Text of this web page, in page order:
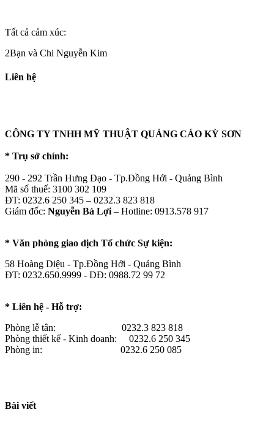
Tất cả cảm xúc:
2Bạn và Chi Nguyễn Kim
Liên hệ
CÔNG TY TNHH MỸ THUẬT QUẢNG CÁO KỲ SƠN
* Trụ sở chính:
290 - 292 Trần Hưng Đạo - Tp.Đồng Hới - Quảng Bình
Mã số thuế: 3100 302 109
ĐT: 0232.6 250 345 – 0232.3 823 818
Giám đốc: Nguyễn Bá Lợi – Hotline: 0913.578 917
* Văn phòng giao dịch Tổ chức Sự kiện:
58 Hoàng Diệu - Tp.Đồng Hới - Quảng Bình
ĐT: 0232.650.9999 - DĐ: 0988.72 99 72
* Liên hệ - Hỗ trợ:
Phòng lễ tân: 0232.3 823 818
Phòng thiết kế - Kinh doanh: 0232.6 250 345
Phòng in: 0232.6 250 085
Bài viết